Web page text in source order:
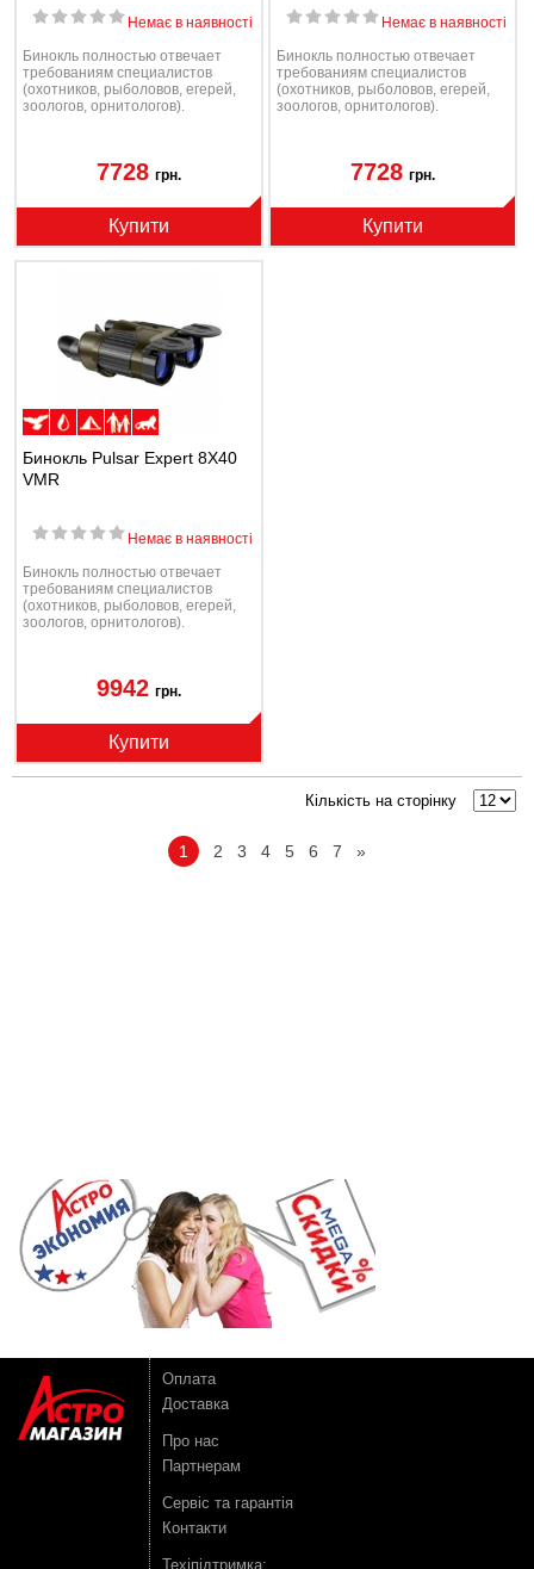
Немає в наявності
Бинокль полностью отвечает
требованиям специалистов
(охотников, рыболовов, егерей,
зоологов, орнитологов).
7728 грн.
Купити
Немає в наявності
Бинокль полностью отвечает
требованиям специалистов
(охотников, рыболовов, егерей,
зоологов, орнитологов).
7728 грн.
Купити
Бинокль Pulsar Expert 8Х40
VMR
Немає в наявності
Бинокль полностью отвечает
требованиям специалистов
(охотников, рыболовов, егерей,
зоологов, орнитологов).
9942 грн.
Купити
Кількість на сторінку
1 2 3 4 5 6 7 »
Оплата
Доставка
Про нас
Партнерам
Сервіс та гарантія
Контакти
Техіпідтримка: